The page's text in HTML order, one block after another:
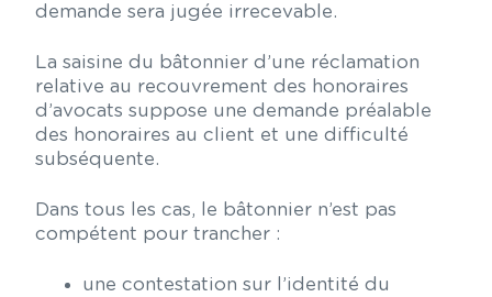
demande sera jugée irrecevable.
La saisine du bâtonnier d’une réclamation
relative au recouvrement des honoraires
d’avocats suppose une demande préalable
des honoraires au client et une difficulté
subséquente.
Dans tous les cas, le bâtonnier n’est pas
compétent pour trancher :
une contestation sur l’identité du